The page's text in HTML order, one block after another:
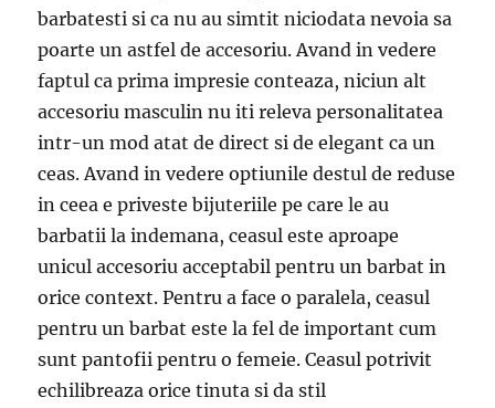
barbatesti si ca nu au simtit niciodata nevoia sa
poarte un astfel de accesoriu. Avand in vedere
faptul ca prima impresie conteaza, niciun alt
accesoriu masculin nu iti releva personalitatea
intr-un mod atat de direct si de elegant ca un
ceas. Avand in vedere optiunile destul de reduse
in ceea e priveste bijuteriile pe care le au
barbatii la indemana, ceasul este aproape
unicul accesoriu acceptabil pentru un barbat in
orice context. Pentru a face o paralela, ceasul
pentru un barbat este la fel de important cum
sunt pantofii pentru o femeie. Ceasul potrivit
echilibreaza orice tinuta si da stil